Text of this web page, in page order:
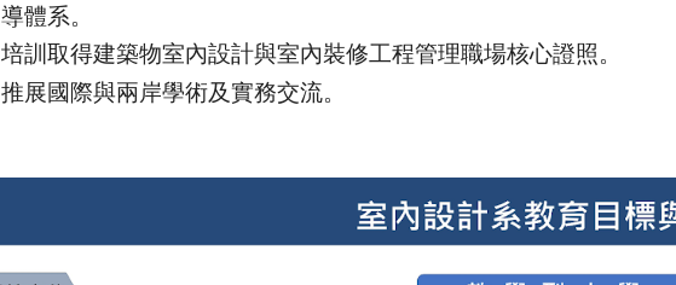
導體系。
培訓取得建築物室內設計與室內裝修工程管理職場核心證照。
推展國際與兩岸學術及實務交流。